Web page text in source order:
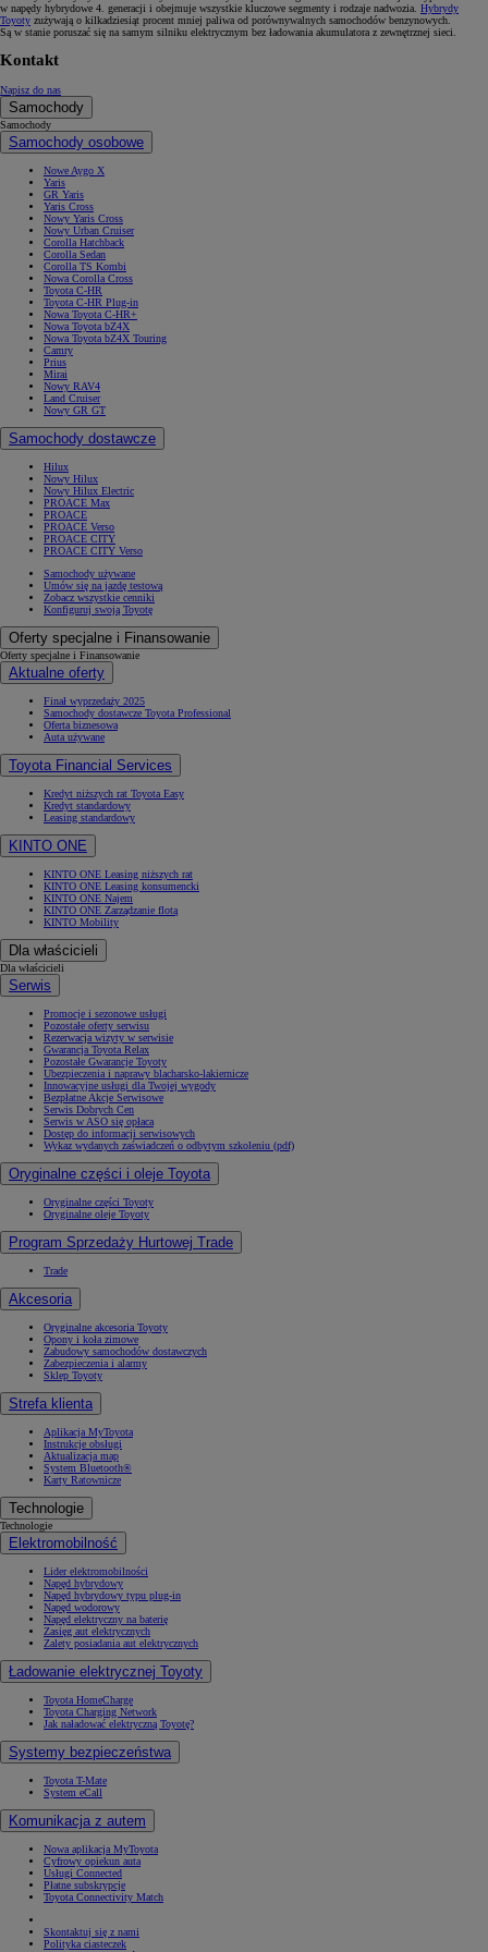
w napędy hybrydowe 4. generacji i obejmuje wszystkie kluczowe segmenty i rodzaje nadwozia. Hybrydy
Toyoty zużywają o kilkadziesiąt procent mniej paliwa od porównywalnych samochodów benzynowych.
Są w stanie poruszać się na samym silniku elektrycznym bez ładowania akumulatora z zewnętrznej sieci.
Kontakt
Napisz do nas
Samochody
Samochody
Samochody osobowe
Nowe Aygo X
Yaris
GR Yaris
Yaris Cross
Nowy Yaris Cross
Nowy Urban Cruiser
Corolla Hatchback
Corolla Sedan
Corolla TS Kombi
Nowa Corolla Cross
Toyota C-HR
Toyota C-HR Plug-in
Nowa Toyota C-HR+
Nowa Toyota bZ4X
Nowa Toyota bZ4X Touring
Camry
Prius
Mirai
Nowy RAV4
Land Cruiser
Nowy GR GT
Samochody dostawcze
Hilux
Nowy Hilux
Nowy Hilux Electric
PROACE Max
PROACE
PROACE Verso
PROACE CITY
PROACE CITY Verso
Samochody używane
Umów się na jazdę testową
Zobacz wszystkie cenniki
Konfiguruj swoją Toyotę
Oferty specjalne i Finansowanie
Oferty specjalne i Finansowanie
Aktualne oferty
Finał wyprzedaży 2025
Samochody dostawcze Toyota Professional
Oferta biznesowa
Auta używane
Toyota Financial Services
Kredyt niższych rat Toyota Easy
Kredyt standardowy
Leasing standardowy
KINTO ONE
KINTO ONE Leasing niższych rat
KINTO ONE Leasing konsumencki
KINTO ONE Najem
KINTO ONE Zarządzanie flotą
KINTO Mobility
Dla właścicieli
Dla właścicieli
Serwis
Promocje i sezonowe usługi
Pozostałe oferty serwisu
Rezerwacja wizyty w serwisie
Gwarancja Toyota Relax
Pozostałe Gwarancje Toyoty
Ubezpieczenia i naprawy blacharsko-lakiernicze
Innowacyjne usługi dla Twojej wygody
Bezpłatne Akcje Serwisowe
Serwis Dobrych Cen
Serwis w ASO się opłaca
Dostęp do informacji serwisowych
Wykaz wydanych zaświadczeń o odbytym szkoleniu (pdf)
Oryginalne części i oleje Toyota
Oryginalne części Toyoty
Oryginalne oleje Toyoty
Program Sprzedaży Hurtowej Trade
Trade
Akcesoria
Oryginalne akcesoria Toyoty
Opony i koła zimowe
Zabudowy samochodów dostawczych
Zabezpieczenia i alarmy
Sklep Toyoty
Strefa klienta
Aplikacja MyToyota
Instrukcje obsługi
Aktualizacja map
System Bluetooth®
Karty Ratownicze
Technologie
Technologie
Elektromobilność
Lider elektromobilności
Napęd hybrydowy
Napęd hybrydowy typu plug-in
Napęd wodorowy
Napęd elektryczny na baterię
Zasięg aut elektrycznych
Zalety posiadania aut elektrycznych
Ładowanie elektrycznej Toyoty
Toyota HomeCharge
Toyota Charging Network
Jak naładować elektryczną Toyotę?
Systemy bezpieczeństwa
Toyota T-Mate
System eCall
Komunikacja z autem
Nowa aplikacja MyToyota
Cyfrowy opiekun auta
Usługi Connected
Płatne subskrypcje
Toyota Connectivity Match
Skontaktuj się z nami
Polityka ciasteczek